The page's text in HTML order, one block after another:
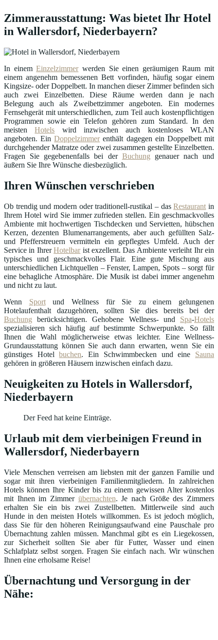
Zimmerausstattung: Was bietet Ihr Hotel
in Wallersdorf, Niederbayern?
In einemEinzelzimmerwerden Sie einen geräumigen Raum mit
einem angenehm bemessenen Bett vorfinden, häufig sogar einem
Kingsize- oder Doppelbett. In manchen dieser Zimmer befinden sich
auch zwei Einzelbetten. Diese Räume werden dann je nach
Belegung auch als Zweibettzimmer angeboten. Ein modernes
Fernsehgerät mit unterschiedlichen, zum Teil auch kostenpflichtigen
Programmen sowie ein Telefon gehören zum Standard. In den
meistenHotels wird inzwischen auch kostenloses WLAN
angeboten. EinDoppelzimmerenthält dagegen ein Doppelbett mit
durchgehender Matratze oder zwei zusammen gestellte Einzelbetten.
Fragen Sie gegebenenfalls bei der Buchung genauer nach und
äußern Sie Ihre Wünsche diesbezüglich.
Ihren Wünschen verschrieben
Ob trendig und modern oder traditionell-rustikal – dasRestaurant in
Ihrem Hotel wird Sie immer zufrieden stellen. Ein geschmackvolles
Ambiente mit hochwertigen Tischdecken und Servietten, hübschen
Kerzen, dezenten Blumenarrangements, aber auch gefüllten Salz-
und Pfefferstreuern vermitteln ein gepflegtes Umfeld. Auch der
Service in IhrerHotelbarist exzellent. Das Ambiente verleiht Ihr ein
typisches und geschmackvolles Flair. Eine gute Mischung aus
unterschiedlichen Lichtquellen – Fenster, Lampen, Spots – sorgt für
eine behagliche Atmosphäre. Die Musik ist dabei immer angenehm
und nicht zu laut.
Wenn Sportund Wellness für Sie zu einem gelungenen
Hotelaufenthalt dazugehören, sollten Sie dies bereits bei der
Buchung berücksichtigen. Gehobene Wellness- und Spa-Hotels
spezialisieren sich häufig auf bestimmte Schwerpunkte. So fällt
Ihnen die Wahl möglicherweise etwas leichter. Eine Wellness-
Grundausstattung können Sie auch dann erwarten, wenn Sie ein
günstiges Hotelbuchen. Ein Schwimmbecken und eine Sauna
gehören in größeren Häusern inzwischen einfach dazu.
Neuigkeiten zu Hotels in Wallersdorf,
Niederbayern
Der Feed hat keine Einträge.
Urlaub mit dem vierbeinigen Freund in
Wallersdorf, Niederbayern
Viele Menschen verreisen am liebsten mit der ganzen Familie und
sogar mit ihren vierbeinigen Familienmitgliedern. In zahlreichen
Hotels können Ihre Kinder bis zu einem gewissen Alter kostenlos
mit Ihnen im Zimmer übernachten. Je nach Größe des Zimmers
erhalten Sie ein bis zwei Zustellbetten. Mittlerweile sind auch
Hunde in den meisten Hotels willkommen. Es ist jedoch möglich,
dass Sie für den höheren Reinigungsaufwand eine Pauschale pro
Übernachtung zahlen müssen. Manchmal gibt es ein Liegekossen,
zur Sicherheit sollten Sie aber für Futter, Wasser und einen
Schlafplatz selbst sorgen. Fragen Sie einfach nach. Wir wünschen
Ihnen eine erholsame Reise!
Übernachtung und Versorgung in der
Nähe: